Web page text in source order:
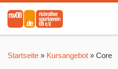
Zum Inhalt springen
Startseite » Kursangebot » Core